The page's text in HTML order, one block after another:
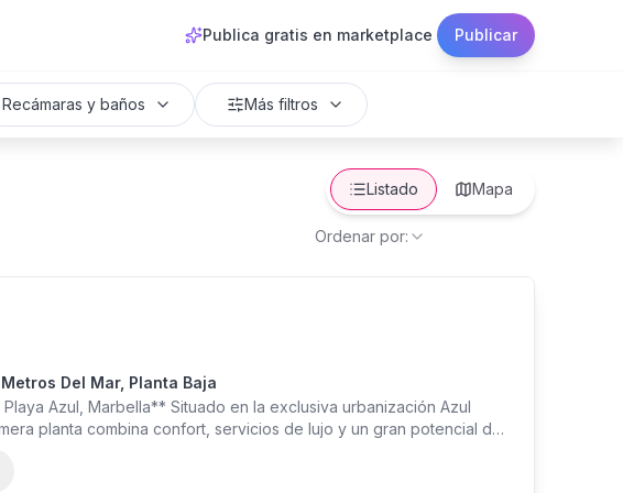
Publica gratis en marketplace Publicar
Recámaras y baños Más filtros
Listado Mapa
Ordenar por:
Del Mar, Planta Baja
Azul, Marbella** Situado en la exclusiva urbanización Azul
planta combina confort, servicios de lujo y un gran potencial de
relajado con todas las comodidades de un complejo residencial
/ Baños: 2 dormitorios amplios, cada uno con su propio